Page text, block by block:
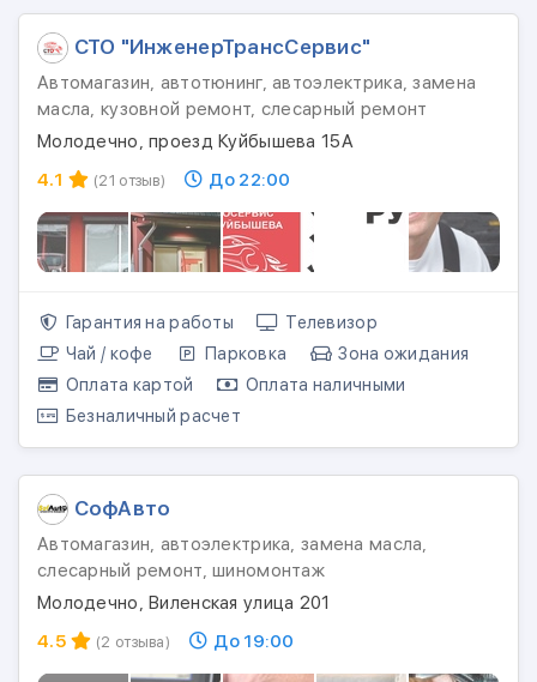
СТО "ИнженерТрансСервис"
Автомагазин, автотюнинг, автоэлектрика, замена
масла, кузовной ремонт, слесарный ремонт
Молодечно, проезд Куйбышева 15А
4.1
(21 отзыв) До 22:00
Гарантия на работы
Телевизор
Чай / кофе
Парковка
Зона ожидания
Оплата картой
Оплата наличными
Безналичный расчет
СофАвто
Автомагазин, автоэлектрика, замена масла,
слесарный ремонт, шиномонтаж
Молодечно, Виленская улица 201
4.5
(2 отзыва) До 19:00